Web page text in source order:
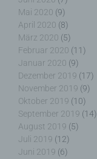
Mai 2020 (9)
April 2020 (8)
März 2020 (5)
Februar 2020 (11)
Januar 2020 (9)
Dezember 2019 (17)
November 2019 (9)
Oktober 2019 (10)
September 2019 (14)
August 2019 (5)
Juli 2019 (12)
Juni 2019 (6)
zusätzlichen
werden und
Maßnahmen
die
identifizierten
Person
g)
Verantwortlicher